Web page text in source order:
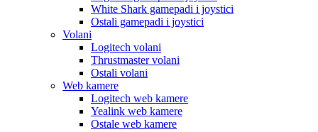
White Shark gamepadi i joystici
Ostali gamepadi i joystici
Volani
Logitech volani
Thrustmaster volani
Ostali volani
Web kamere
Logitech web kamere
Yealink web kamere
Ostale web kamere